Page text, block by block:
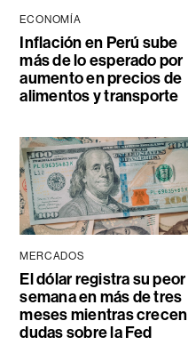
ECONOMÍA
Inflación en Perú sube
más de lo esperado por
aumento en precios de
alimentos y transporte
MERCADOS
El dólar registra su peor
semana en más de tres
meses mientras crecen
dudas sobre la Fed